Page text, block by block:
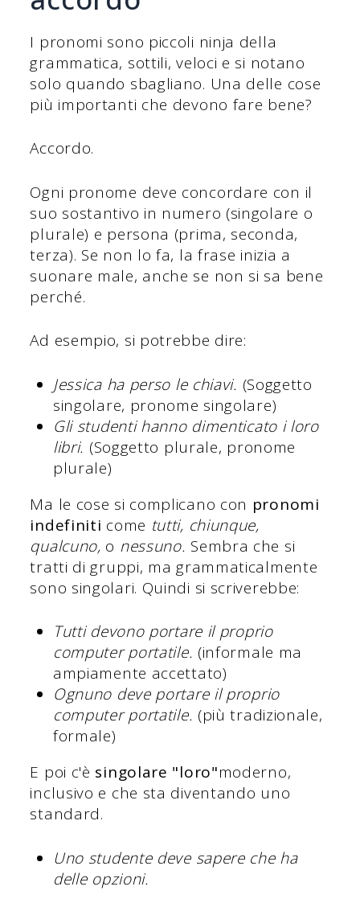
I pronomi sono piccoli ninja della
grammatica, sottili, veloci e si notano
solo quando sbagliano. Una delle cose
più importanti che devono fare bene?
Accordo.
Ogni pronome deve concordare con il
suo sostantivo in numero (singolare o
plurale) e persona (prima, seconda,
terza). Se non lo fa, la frase inizia a
suonare male, anche se non si sa bene
perché.
Ad esempio, si potrebbe dire:
Jessica ha perso le chiavi. (Soggetto
singolare, pronome singolare)
Gli studenti hanno dimenticato i loro
libri. (Soggetto plurale, pronome
plurale)
Ma le cose si complicano con pronomi
indefiniti come tutti, chiunque,
qualcuno, o nessuno. Sembra che si
tratti di gruppi, ma grammaticalmente
sono singolari. Quindi si scriverebbe:
Tutti devono portare il proprio
computer portatile. (informale ma
ampiamente accettato)
Ognuno deve portare il proprio
computer portatile. (più tradizionale,
formale)
E poi c'è singolare "loro"moderno,
inclusivo e che sta diventando uno
standard.
Uno studente deve sapere che ha
delle opzioni.